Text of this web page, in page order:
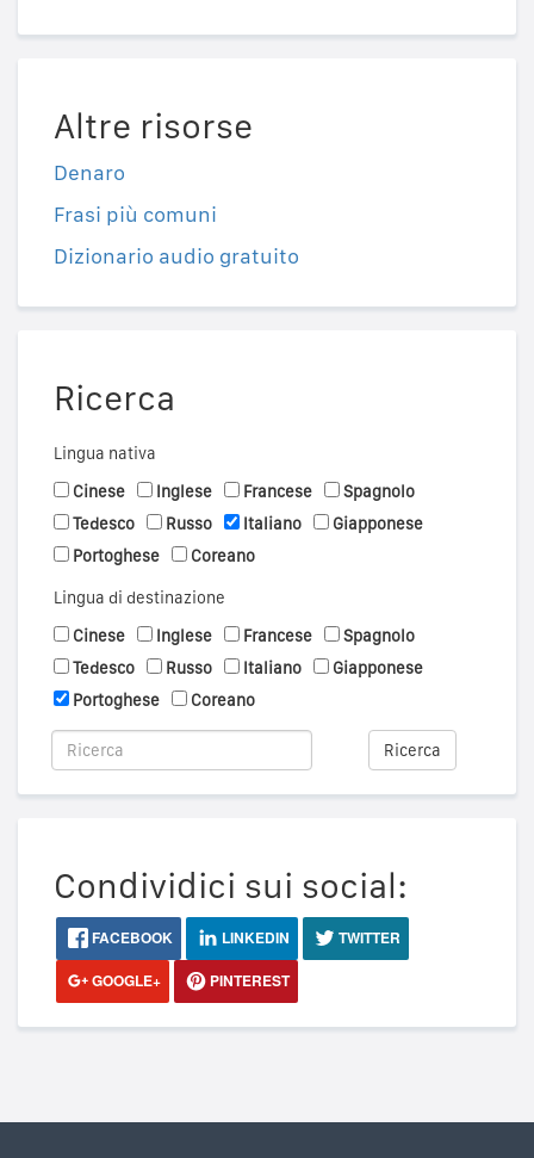
Altre risorse
Denaro
Frasi più comuni
Dizionario audio gratuito
Ricerca
Lingua nativa
Cinese
Inglese Francese
Spagnolo
Tedesco
Russo Italiano
Giapponese
Portoghese
Coreano
Lingua di destinazione
Cinese
Inglese Francese
Spagnolo
Tedesco
Russo Italiano
Giapponese
Portoghese
Coreano
Ricerca
Condividici sui social:
FACEBOOK LINKEDIN
TWITTER
GOOGLE+
PINTEREST